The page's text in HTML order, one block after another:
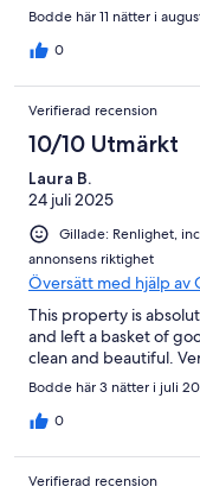
Bodde här 11 nätter i
0
Verifierad recension
10/10 Utmärkt
Laura B.
24 juli 2025
Gillade: Renlighet,
annonsens riktighet
Översätt med hjälp av
This property is
and left a basket of
clean and beautiful.
Bodde här 3 nätter i juli
0
Verifierad recension